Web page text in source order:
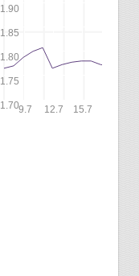
9.7 12.7 15.7
1.70
1.75
1.80
1.85
1.90